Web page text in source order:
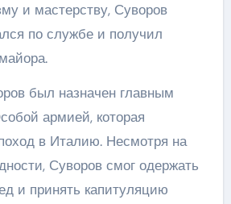
и мастерству, Суворов
по службе и получил
был назначен главным
армией, которая
в Италию. Несмотря на
Суворов смог одержать
и принять капитуляцию